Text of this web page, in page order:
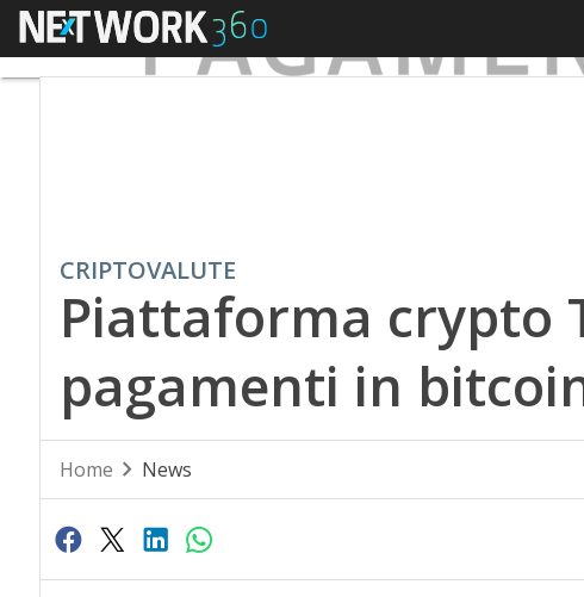
Menu
CRIPTOVALUTE
Piattaforma crypto
pagamenti in
Home News